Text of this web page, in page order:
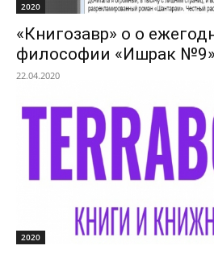
2020
«Книгозавр» о о
философии «Ишрак №9»
22.04.2020
2020